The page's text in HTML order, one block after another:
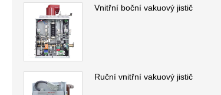
Vnitřní boční vakuový jistič
Ruční vnitřní vakuový jistič